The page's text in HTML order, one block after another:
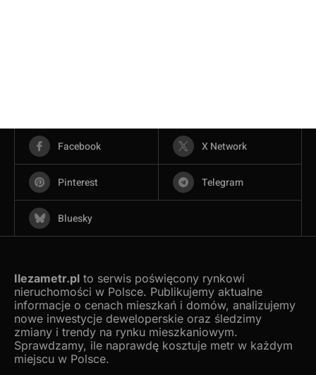
Facebook X Network
Pinterest Telegram
Bluesky
Ilezametr.pl to serwis poświęcony rynkowi
nieruchomości w Polsce. Publikujemy aktualne
informacje o cenach mieszkań i domów, analizujemy
nowe inwestycje deweloperskie oraz śledzimy
zmiany i trendy na rynku mieszkaniowym.
Sprawdzamy, ile naprawdę kosztuje metr w każdym
miejscu w Polsce.